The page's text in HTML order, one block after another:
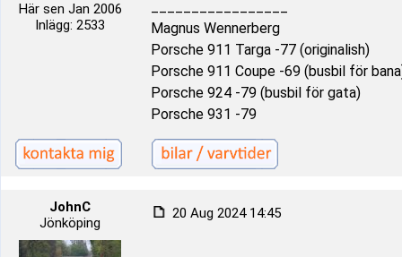
Här sen Jan 2006
Inlägg: 2533
Magnus Wennerberg
Porsche 911 Targa -77 (originalish)
Porsche 911 Coupe -69 (busbil för
Porsche 924 -79 (busbil för gata)
Porsche 931 -79
JohnC
Jönköping
20 Aug 2024 14:45